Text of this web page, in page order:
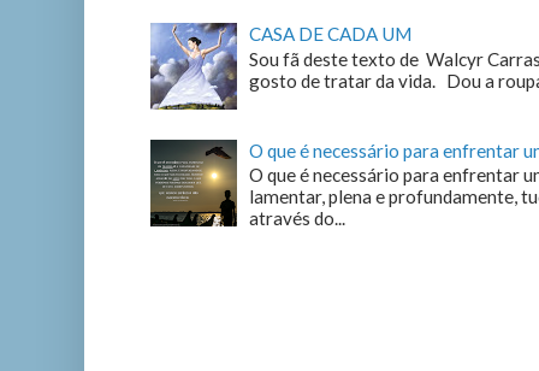
CASA DE CADA UM
Sou fã deste texto de Walcyr
gosto de tratar da vida. Dou a
O que é necessário para enfrentar
O que é necessário para enfrentar
lamentar, plena e profundamente,
através do...